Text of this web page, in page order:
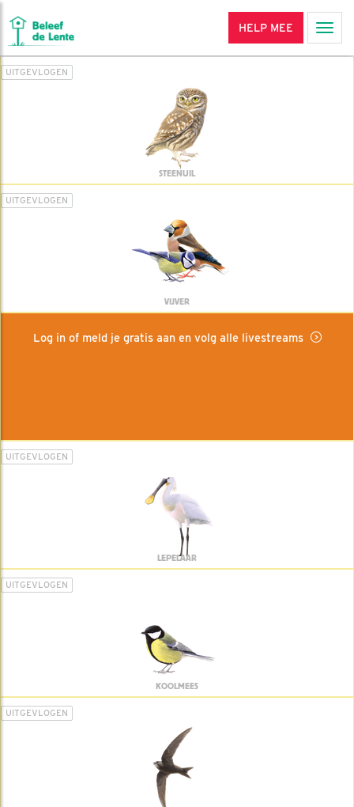
HELP MEE
UITGEVLOGEN
STEENUIL
UITGEVLOGEN
VIJVER
Log in of meld je gratis aan en volg alle livestreams
UITGEVLOGEN
LEPELAAR
UITGEVLOGEN
KOOLMEES
UITGEVLOGEN